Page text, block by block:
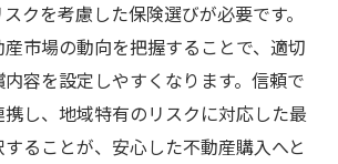
クを考慮した保険選びが必要です。
市場の動向を把握することで、適切
容を設定しやすくなります。信頼で
し、地域特有のリスクに対応した最
ることが、安心した不動産購入へと